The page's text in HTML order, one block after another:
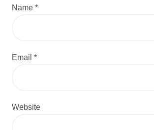
Name *
Email *
Website